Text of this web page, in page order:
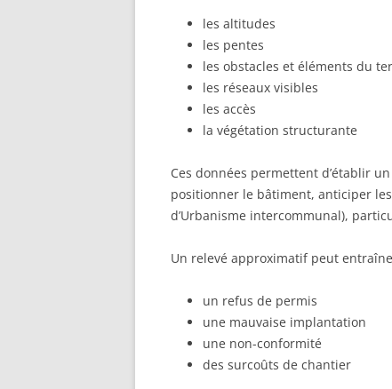
les altitudes
les pentes
les obstacles et éléments du
les réseaux visibles
les accès
la végétation structurante
Ces données permettent d’établir
positionner le bâtiment, anticiper
d’Urbanisme intercommunal),
Un relevé approximatif peut
un refus de permis
une mauvaise implantation
une non-conformité
des surcoûts de chantier